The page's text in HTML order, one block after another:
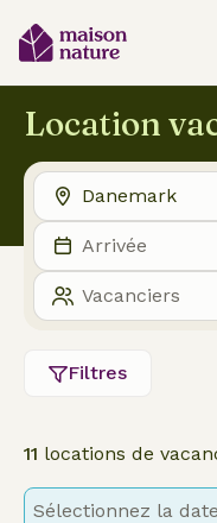
Location
Filtres
11 locations de
Sélectionnez la